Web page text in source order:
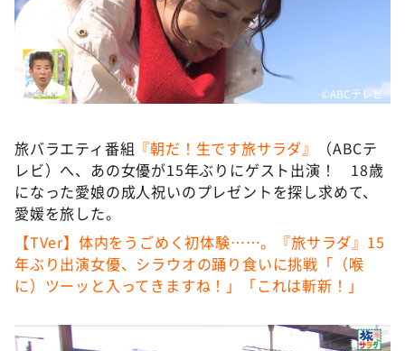
DAIGOも台所 ～きょうの献立 何にする？～
本日はダイアンなり！シーズン２
朝だ！生です旅サラダ
ＬＩＦＥ～夢のカタチ～
新婚さんいらっしゃい！
ポツンと一軒家
ザキ山小屋本館
ぺこぱのまるスポ
©ABCテレビ
旅バラエティ番組 『朝だ！生です旅サラダ』
（ABCテ
レビ）へ、あの女優が15年ぶりにゲスト出演！ 18歳
になった愛娘の成人祝いのプレゼントを探し求めて、
愛媛を旅した。
【TVer】体内をうごめく初体験……。『旅サラダ』15
年ぶり出演女優、シラウオの踊り食いに挑戦「（喉
に）ツーッと入ってきますね！」「これは斬新！」